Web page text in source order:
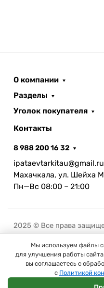
В
О компании
Разделы
Уголок покупателя
Контакты
8 988 200 16 32
ipataevtarkitau@gmail.ru
Махачкала, ул. Шейха
Пн—Вс 08:00 – 21:00
2025 © Все права
Мы используем файлы
для улучшения работы
вы соглашаетесь с
с Политикой